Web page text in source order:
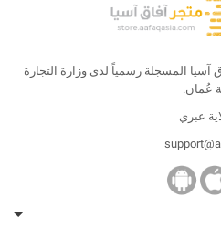
آسيا المسجلة رسمياً لدى وزارة التجارة
عُمان.
عبري